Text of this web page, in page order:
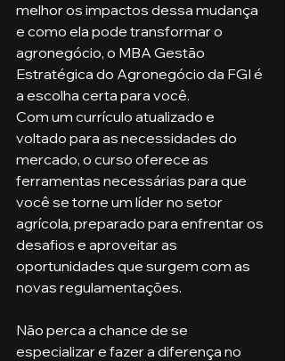
melhor os impactos dessa mudança
e como ela pode transformar o
agronegócio, o MBA Gestão
Estratégica do Agronegócio da FGI é
a escolha certa para você.
Com um currículo atualizado e
voltado para as necessidades do
mercado, o curso oferece as
ferramentas necessárias para que
você se torne um líder no setor
agrícola, preparado para enfrentar os
desafios e aproveitar as
oportunidades que surgem com as
novas regulamentações.
Não perca a chance de se
especializar e fazer a diferença no